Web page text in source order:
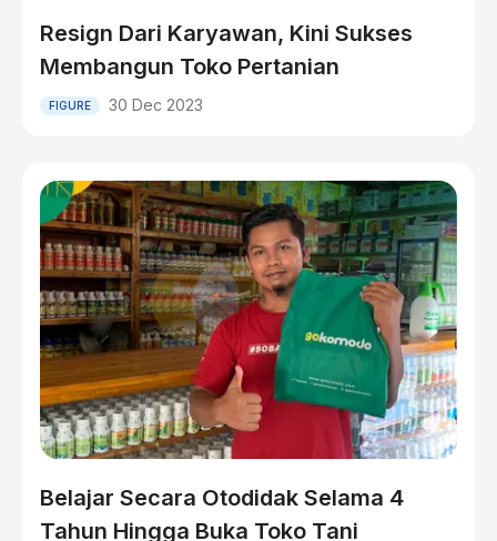
Resign Dari Karyawan, Kini Sukses
Membangun Toko Pertanian
FIGURE 30 Dec 2023
Belajar Secara Otodidak Selama 4
Tahun Hingga Buka Toko Tani